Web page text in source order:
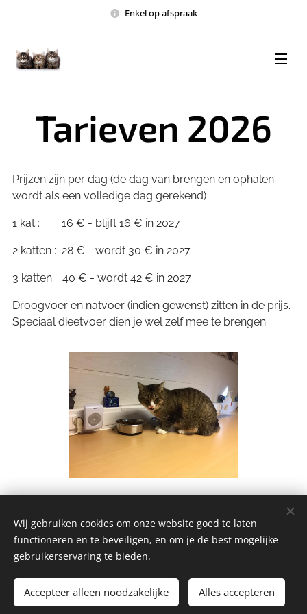
Enkel op afspraak
Tarieven 2026
Prijzen zijn per dag (de dag van brengen en ophalen
wordt als een volledige dag gerekend)
1 kat : 16 € - blijft 16 € in 2027
2 katten : 28 € - wordt 30 € in 2027
3 katten : 40 € - wordt 42 € in 2027
Droogvoer en natvoer (indien gewenst) zitten in de prijs.
Speciaal dieetvoer dien je wel zelf mee te brengen.
Kleine onderneming vrijgesteld van BTW
Alle rechten voorbehouden 2026
Wij gebruiken cookies om onze website goed te laten
functioneren en te beveiligen, en om je de best mogelijke
gebruikerservaring te bieden.
Accepteer alleen noodzakelijke Alles accepteren